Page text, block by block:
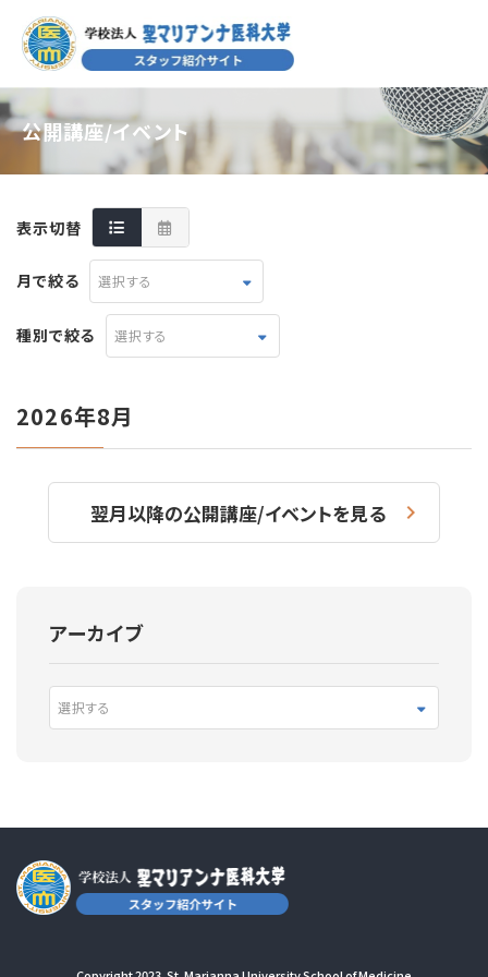
公開講座/イベント
表示切替
月で絞る 選択する
種別で絞る 選択する
2026年8月
翌月以降の公開講座/イベントを見る
アーカイブ
選択する